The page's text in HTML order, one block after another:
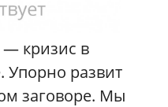
— кризис в
Упорно развит
заговоре. Мы